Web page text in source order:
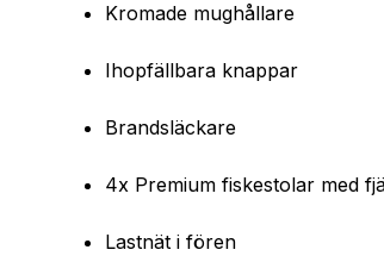
Kromade mughållare
Ihopfällbara knappar
Brandsläckare
4x Premium fiskestolar med
Lastnät i fören